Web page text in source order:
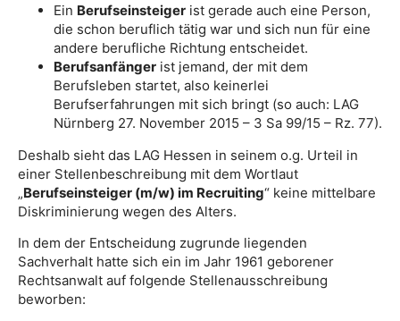
Ein Berufseinsteiger ist gerade auch eine Person,
die schon beruflich tätig war und sich nun für eine
andere berufliche Richtung entscheidet.
Berufsanfänger ist jemand, der mit dem
Berufsleben startet, also keinerlei
Berufserfahrungen mit sich bringt (so auch: LAG
Nürnberg 27. November 2015 – 3 Sa 99/15 – Rz. 77).
Deshalb sieht das LAG Hessen in seinem o.g. Urteil in
einer Stellenbeschreibung mit dem Wortlaut
„Berufseinsteiger (m/w) im Recruiting“ keine mittelbare
Diskriminierung wegen des Alters.
In dem der Entscheidung zugrunde liegenden
Sachverhalt hatte sich ein im Jahr 1961 geborener
Rechtsanwalt auf folgende Stellenausschreibung
beworben: